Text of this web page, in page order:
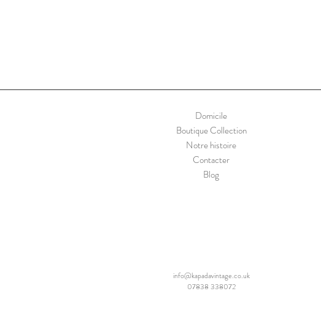
Domicile
Boutique Collection
Notre histoire
Contacter
Blog
info@kapadavintage.co.uk
07838 338072